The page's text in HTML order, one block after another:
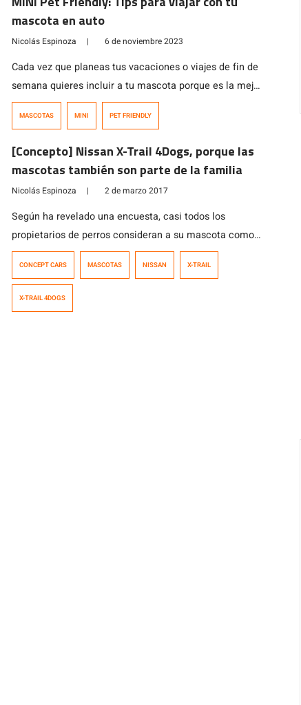
mascota en auto
Nicolás Espinoza | 6 de noviembre 2023
Cada vez que planeas tus vacaciones o viajes de fin de
semana quieres incluir a tu mascota porque es la mejor
compañía. Afortunadamente ahora, la tendencia pet
podrían tardar un poco en adquirir el gusto por viajar en
auto, […]
MASCOTAS MINI PET FRIENDLY
[Concepto] Nissan X-Trail 4Dogs, porque las
mascotas también son parte de la familia
Nicolás Espinoza | 2 de marzo 2017
Según ha revelado una encuesta, casi todos los
propietarios de perros consideran a su mascota como
un miembro más de la familia. Además, la gran mayoría
estas demandas, Nissan ha presentado un nuevo
CONCEPT CARS MASCOTAS NISSAN X-TRAIL
X-TRAIL 4DOGS